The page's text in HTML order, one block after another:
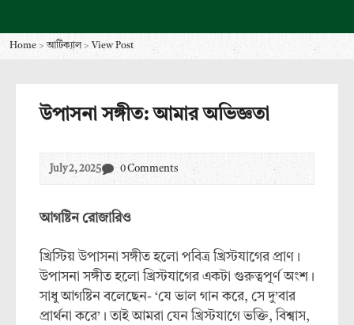
Home > আর্টিক্যাল >View Post
উপাসনা সঙ্গীত: আমার অভিজ্ঞতা
July 2, 2025 0 Comments
আগষ্টিন রোজারিও
খ্রিস্টিয় উপাসনা সঙ্গীত হলো পবিত্র খ্রিস্টযাগের প্রাণ।
উপাসনা সঙ্গীত হলো খ্রিস্টযাগের একটা গুরুত্বপূর্ণ অংশ।
সাধু আগষ্টিন বলেছেন- ‘যে ভাল গান করে, সে দু’বার
প্রার্থনা করে’। তাই আমরা যেন খ্রিস্টযাগে ভক্তি, বিশ্বাস,